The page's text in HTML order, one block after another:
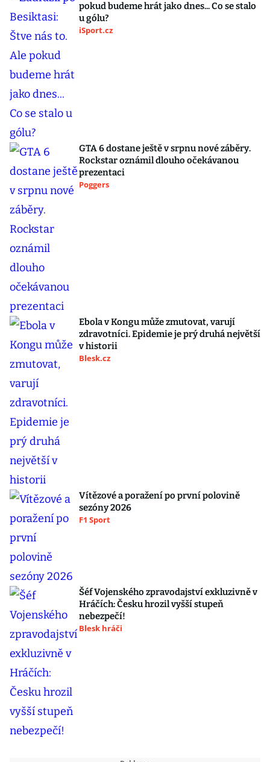
pokud budeme hrát jako dnes... Co se stalo
u gólu?
iSport.cz
GTA 6 dostane ještě v srpnu nové záběry.
Rockstar oznámil dlouho očekávanou
prezentaci
Poggers
Ebola v Kongu může zmutovat, varují
zdravotníci. Epidemie je prý druhá největší
v historii
Blesk.cz
Vítězové a poražení po první polovině
sezóny 2026
F1 Sport
Šéf Vojenského zpravodajství exkluzivně v
Hráčích: Česku hrozil vyšší stupeň
nebezpečí!
Blesk hráči